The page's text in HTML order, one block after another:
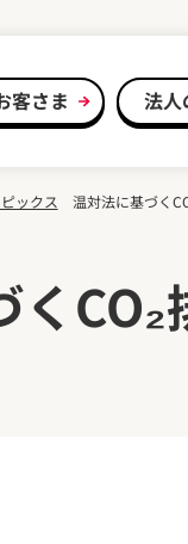
客さま
法人
ックス 温対法に基づく
く